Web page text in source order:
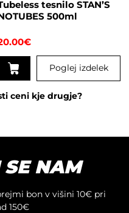
tesnilo STAN’S
500ml
€
Poglej izdelek
ceni kje drugje?
NAM
bon v višini 10€ pri
150€